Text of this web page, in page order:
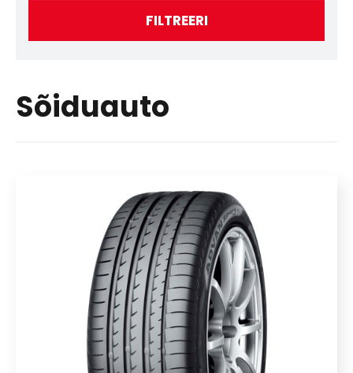
FILTREERI
Sõiduauto